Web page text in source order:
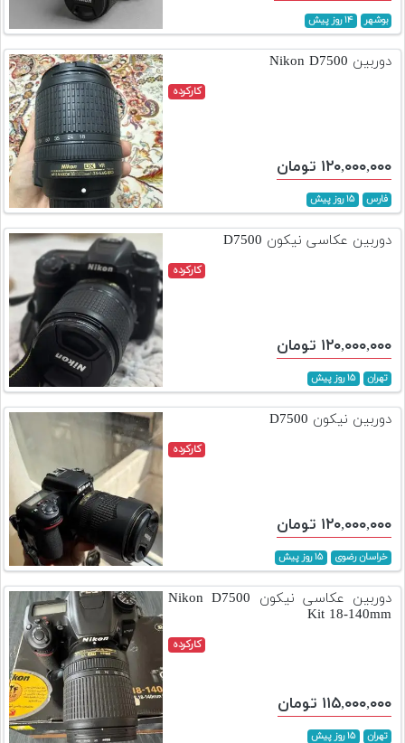
بوشهر ۱۴ روز پیش
دوربین Nikon D7500
کارکرده
۱۲۰,۰۰۰,۰۰۰ تومان
فارس ۱۵ روز پیش
دوربین عکاسی نیکون D7500
کارکرده
۱۲۰,۰۰۰,۰۰۰ تومان
تهران ۱۵ روز پیش
دوربین نیکون D7500
کارکرده
۱۲۰,۰۰۰,۰۰۰ تومان
خراسان رضوی ۱۵ روز پیش
دوربین عکاسی نیکون Nikon D7500
Kit 18-140mm
کارکرده
۱۱۵,۰۰۰,۰۰۰ تومان
تهران ۱۵ روز پیش